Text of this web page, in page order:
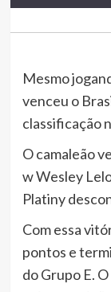
Mesmo
venceu o
classificação
O camaleão
w Wesley
Platiny
Com essa
pontos e
do Grupo E.